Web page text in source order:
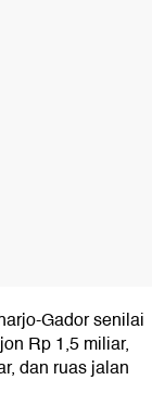
Gador senilai
Rp 1,5 miliar,
dan ruas jalan